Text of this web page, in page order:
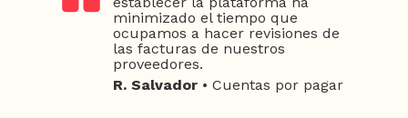
minimizado el tiempo que
ocupamos a hacer revisiones de
las facturas de nuestros
proveedores.
R. Salvador • Cuentas por pagar